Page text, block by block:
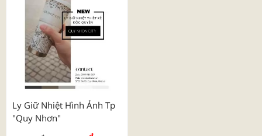
Ly Giữ Nhiệt Hình Ảnh Tp
"quy Nhơn"